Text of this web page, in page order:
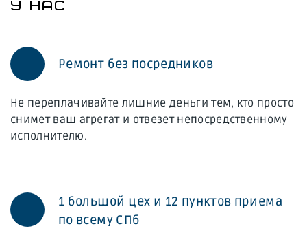
У НАС
Ремонт без посредников
Не переплачивайте лишние деньги тем, кто просто
снимет ваш агрегат и отвезет непосредственному
исполнителю.
1 большой цех и 12 пунктов приема
по всему СПб